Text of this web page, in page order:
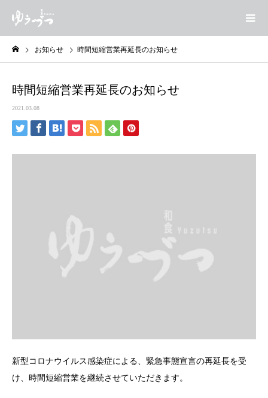
お知らせ 時間短縮営業再延長のお知らせ
時間短縮営業再延長のお知らせ
2021.03.08
新型コロナウイルス感染症による、緊急事態宣言の再延長を受
け、時間短縮営業を継続させていただきます。